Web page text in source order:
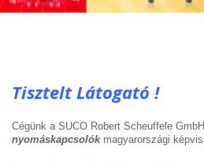
Tisztelt Látogató !
Cégünk a SUCO Robert Scheuffele
nyomáskapcsolókmagyarországi